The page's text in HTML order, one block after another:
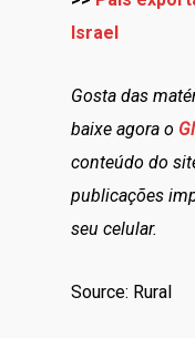
Israel
Gosta das
baixe agora o
conteúdo do
publicações
seu celular.
Source: Rural